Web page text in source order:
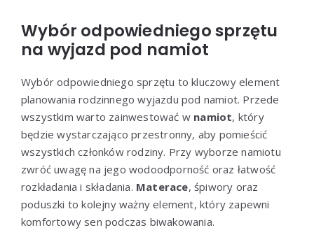
Wybór odpowiedniego sprzętu
na wyjazd pod namiot
Wybór odpowiedniego sprzętu to kluczowy element
planowania rodzinnego wyjazdu pod namiot. Przede
wszystkim warto zainwestować w namiot, który
będzie wystarczająco przestronny, aby pomieścić
wszystkich członków rodziny. Przy wyborze namiotu
zwróć uwagę na jego wodoodporność oraz łatwość
rozkładania i składania. Materace, śpiwory oraz
poduszki to kolejny ważny element, który zapewni
komfortowy sen podczas biwakowania.